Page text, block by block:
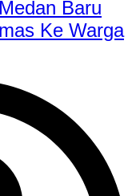
Baru
Ke Warga